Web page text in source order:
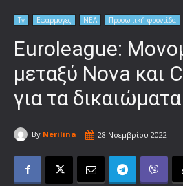
Tv Εφαρμογές ΝΕΑ Προσωπική φροντίδα
Euroleague:
μεταξύ Nova και
για τα δικαιώματα
By Nerilina 28 Νοεμβρίου 2022